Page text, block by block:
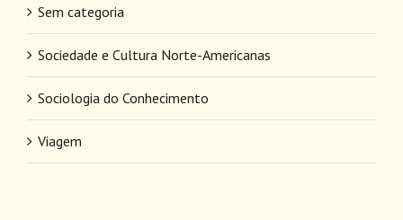
Sem categoria
Sociedade e Cultura Norte-Americanas
Sociologia do Conhecimento
Viagem